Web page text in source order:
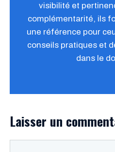
visibilité et
complémentarité, ils
une référence pour
conseils pratiques et
dans le
Laisser un